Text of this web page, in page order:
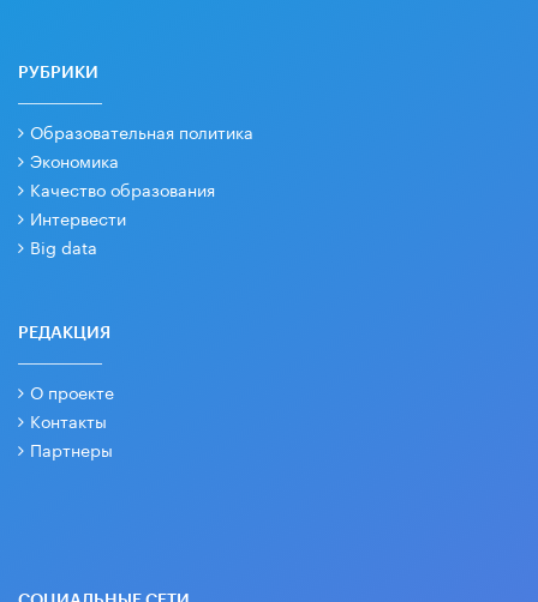
РУБРИКИ
Образовательная политика
Экономика
Качество образования
Интервести
Big data
РЕДАКЦИЯ
О проекте
Контакты
Партнеры